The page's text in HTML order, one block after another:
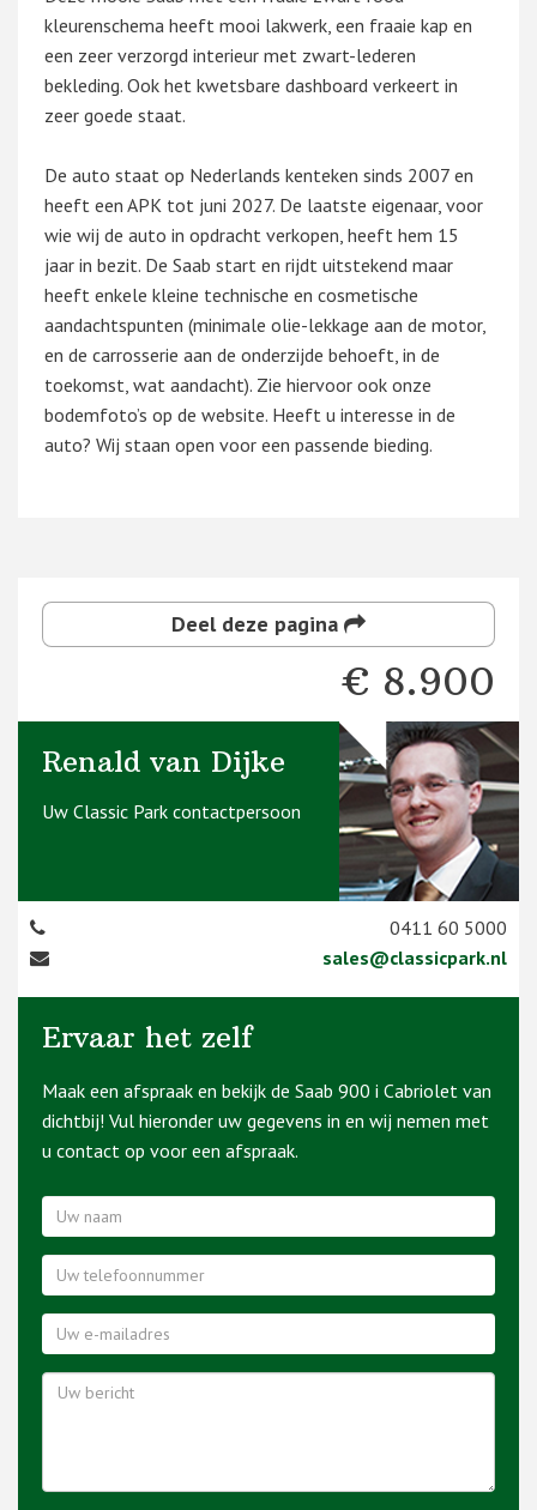
kleurenschema heeft mooi lakwerk, een fraaie kap en
een zeer verzorgd interieur met zwart-lederen
bekleding. Ook het kwetsbare dashboard verkeert in
zeer goede staat.
De auto staat op Nederlands kenteken sinds 2007 en
heeft een APK tot juni 2027. De laatste eigenaar, voor
wie wij de auto in opdracht verkopen, heeft hem 15
jaar in bezit. De Saab start en rijdt uitstekend maar
heeft enkele kleine technische en cosmetische
aandachtspunten (minimale olie-lekkage aan de motor,
en de carrosserie aan de onderzijde behoeft, in de
toekomst, wat aandacht). Zie hiervoor ook onze
bodemfoto’s op de website. Heeft u interesse in de
auto? Wij staan open voor een passende bieding.
Deel deze pagina
€ 8.900
Renald van Dijke
Uw Classic Park contactpersoon
0411 60 5000
sales@classicpark.nl
Ervaar het zelf
Maak een afspraak en bekijk de Saab 900 i Cabriolet van
dichtbij! Vul hieronder uw gegevens in en wij nemen met
u contact op voor een afspraak.